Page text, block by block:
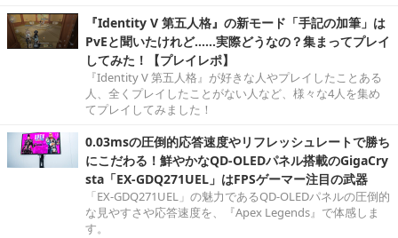
『Identity V 第五人格』の新モード「手記の加筆」は
PvEと聞いたけれど……実際どうなの？集まってプレイ
してみた！【プレイレポ】
『Identity V 第五人格』が好きな人やプレイしたことある
人、全くプレイしたことがない人など、様々な4人を集め
てプレイしてみました！
0.03msの圧倒的応答速度やリフレッシュレートで勝ち
にこだわる！鮮やかなQD-OLEDパネル搭載のGigaCry
sta「EX-GDQ271UEL」はFPSゲーマー注目の武器
「EX-GDQ271UEL」の魅力であるQD-OLEDパネルの圧倒的
な見やすさや応答速度を、『Apex Legends』で体感しま
す。